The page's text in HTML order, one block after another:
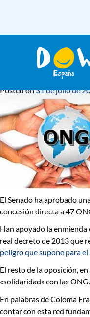
El Senado
durante
Posted on31 de julio de
El Senado ha aprobado
concesión directa a 47
Han apoyado la enmienda
real decreto de 2013 que
peligro que supone para
El resto de la oposición,
«solidaridad» con las ONG.
En palabras de Coloma
contar con esta red